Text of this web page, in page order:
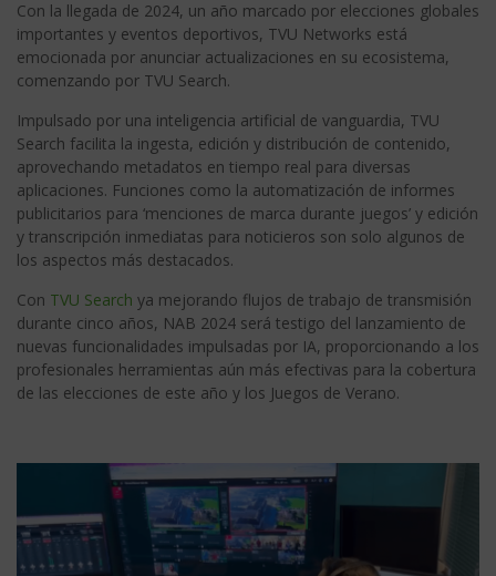
Con la llegada de 2024, un año marcado por elecciones globales
importantes y eventos deportivos, TVU Networks está
emocionada por anunciar actualizaciones en su ecosistema,
comenzando por TVU Search.
Impulsado por una inteligencia artificial de vanguardia, TVU
Search facilita la ingesta, edición y distribución de contenido,
aprovechando metadatos en tiempo real para diversas
aplicaciones. Funciones como la automatización de informes
publicitarios para ‘menciones de marca durante juegos’ y edición
y transcripción inmediatas para noticieros son solo algunos de
los aspectos más destacados.
Con TVU Search ya mejorando flujos de trabajo de transmisión
durante cinco años, NAB 2024 será testigo del lanzamiento de
nuevas funcionalidades impulsadas por IA, proporcionando a los
profesionales herramientas aún más efectivas para la cobertura
de las elecciones de este año y los Juegos de Verano.